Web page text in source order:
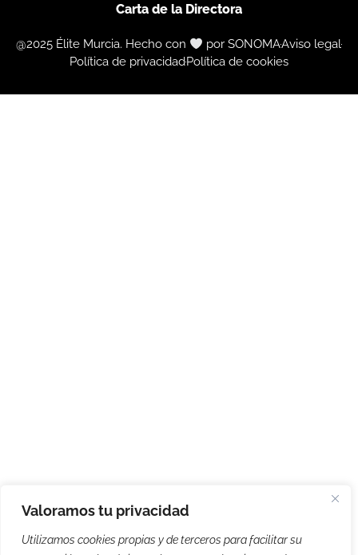
Valoramos tu privacidad
Utilizamos cookies propias y de terceros para facilitar su
Carta de la Directora
@2025 Élite Murcia. Hecho con por SONOMAAviso legal
Política de privacidadPolítica de cookies